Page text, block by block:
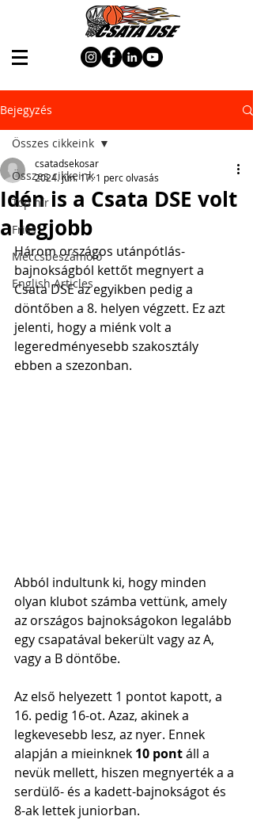
Bejegyzés
Összes cikkeink
Top hír
Friss
Meccsbeszámoló
English Articles
Összes cikkeink
Idén is a Csata DSE volt
a legjobb
csatadsekosar
2024. jún. 17. 1 perc olvasás
Három országos utánpótlás-
bajnokságból kettőt megnyert a
Csata DSE az egyikben pedig a
döntőben a 8. helyen végzett. Ez azt
jelenti, hogy a miénk volt a
legeredményesebb szakosztály
ebben a szezonban.
Abból indultunk ki, hogy minden
olyan klubot számba vettünk, amely
az országos bajnokságokon legalább
egy csapatával bekerült vagy az A,
vagy a B döntőbe.
Az első helyezett 1 pontot kapott, a
16. pedig 16-ot. Azaz, akinek a
legkevesebb lesz, az nyer. Ennek
alapján a mieinknek 10 pont áll a
nevük mellett, hiszen megnyerték a a
serdülő- és a kadett-bajnokságot és
8-ak lettek juniorban.